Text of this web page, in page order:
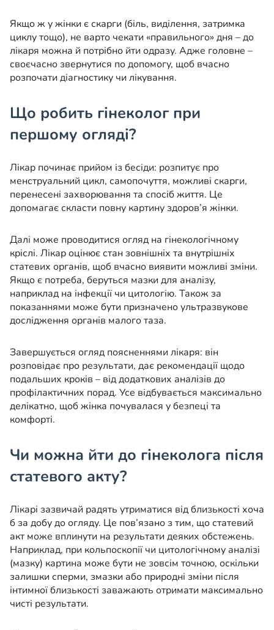
Якщо ж у жінки є скарги (біль, виділення, затримка
циклу тощо), не варто чекати «правильного» дня – до
лікаря можна й потрібно йти одразу. Адже головне –
своєчасно звернутися по допомогу, щоб вчасно
розпочати діагностику чи лікування.
Що робить гінеколог при
першому огляді?
Лікар починає прийом із бесіди: розпитує про
менструальний цикл, самопочуття, можливі скарги,
перенесені захворювання та спосіб життя. Це
допомагає скласти повну картину здоров’я жінки.
Далі може проводитися огляд на гінекологічному
кріслі. Лікар оцінює стан зовнішніх та внутрішніх
статевих органів, щоб вчасно виявити можливі зміни.
Якщо є потреба, беруться мазки для аналізу,
наприклад на інфекції чи цитологію. Також за
показаннями може бути призначено ультразвукове
дослідження органів малого таза.
Завершується огляд поясненнями лікаря: він
розповідає про результати, дає рекомендації щодо
подальших кроків – від додаткових аналізів до
профілактичних порад. Усе відбувається максимально
делікатно, щоб жінка почувалася у безпеці та
комфорті.
Чи можна йти до гінеколога після
статевого акту?
Лікарі зазвичай радять утриматися від близькості хоча
б за добу до огляду. Це пов’язано з тим, що статевий
акт може вплинути на результати деяких обстежень.
Наприклад, при кольпоскопії чи цитологічному аналізі
(мазку) картина може бути не зовсім точною, оскільки
залишки сперми, змазки або природні зміни після
інтимної близькості заважають отримати максимально
чисті результати.